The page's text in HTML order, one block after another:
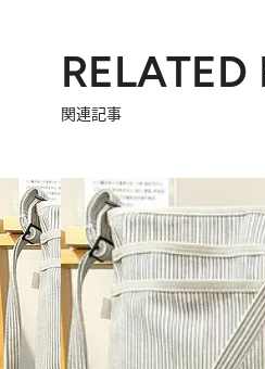
RELATED
関連記事